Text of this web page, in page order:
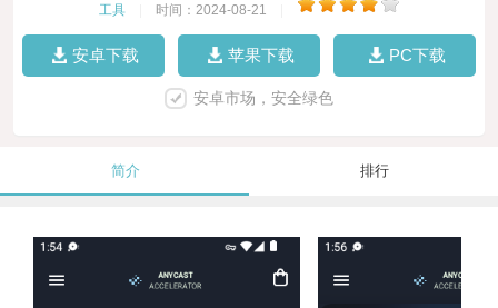
工具 时间：2024-08-21
安卓下载 苹果下载 PC下载
安卓市场，安全绿色
简介 排行